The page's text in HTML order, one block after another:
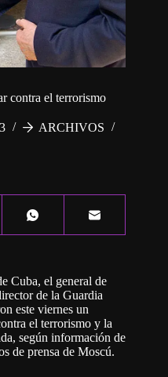
contra el terrorismo
ARCHIVOS
Cuba, el general de
de la Guardia
este viernes un
el terrorismo y la
según información de
de prensa de Moscú.